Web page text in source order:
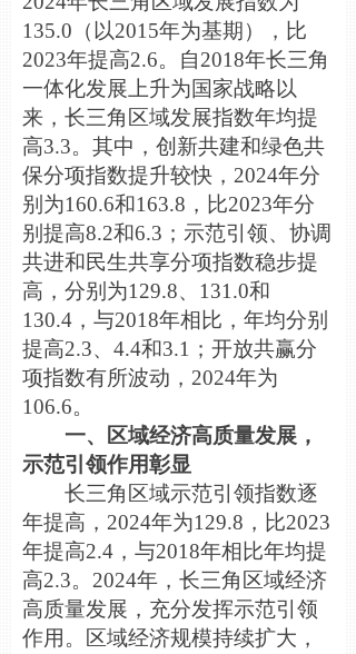
135.0（以2015年为基期），比
2023年提高2.6。自2018年长三角
一体化发展上升为国家战略以
来，长三角区域发展指数年均提
高3.3。其中，创新共建和绿色共
保分项指数提升较快，2024年分
别为160.6和163.8，比2023年分
别提高8.2和6.3；示范引领、协调
共进和民生共享分项指数稳步提
高，分别为129.8、131.0和
130.4，与2018年相比，年均分别
提高2.3、4.4和3.1；开放共赢分
项指数有所波动，2024年为
106.6。
一、区域经济高质量发展，
示范引领作用彰显
长三角区域示范引领指数逐
年提高，2024年为129.8，比2023
年提高2.4，与2018年相比年均提
高2.3。2024年，长三角区域经济
高质量发展，充分发挥示范引领
作用。区域经济规模持续扩大，